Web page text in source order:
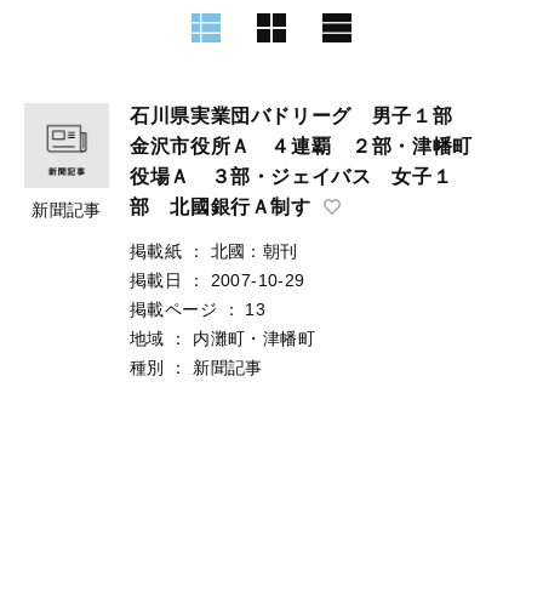
新聞記事
石川県実業団バドリーグ 男子１部
金沢市役所Ａ ４連覇 ２部・津幡町
役場Ａ ３部・ジェイバス 女子１
部 北國銀行Ａ制す
掲載紙 ：
北國：朝刊
掲載日
：
2007-10-29
掲載ページ
：
13
地域
：
内灘町・津幡町
種別
： 新聞記事